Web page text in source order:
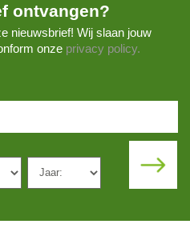
ontvangen?
nieuwsbrief! Wij slaan jouw
onze privacy policy.